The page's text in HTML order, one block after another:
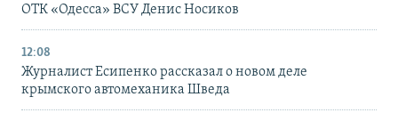
ОТК «Одесса» ВСУ Денис Носиков
12:08
Журналист Есипенко рассказал о новом деле
крымского автомеханика Шведа